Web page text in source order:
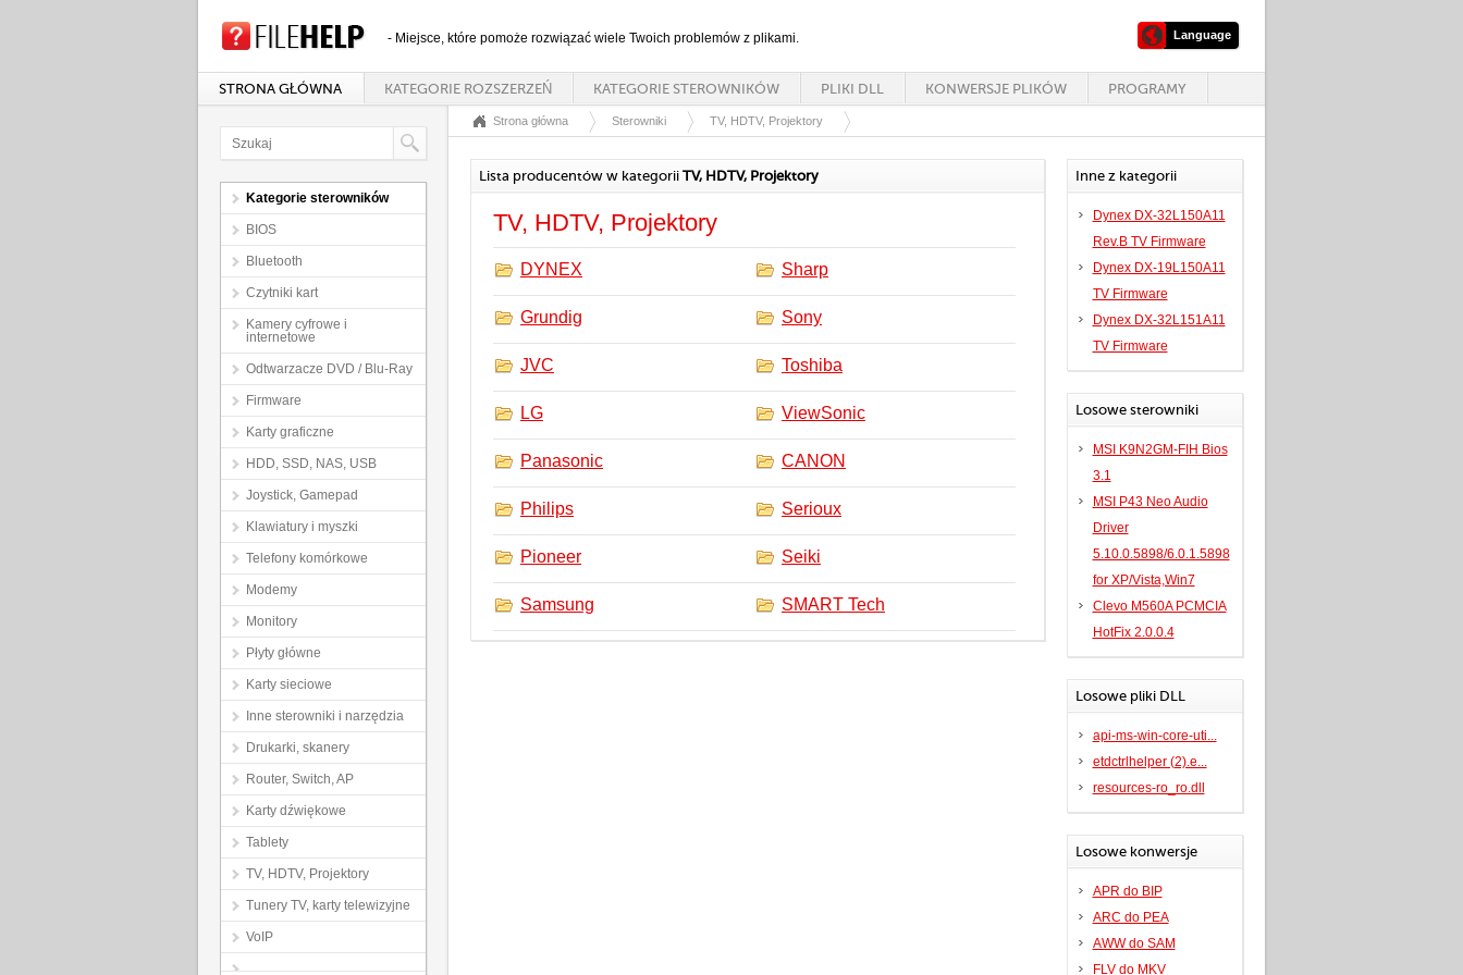
- Miejsce, które pomoże rozwiązać wiele Twoich problemów z plikami. Language
STRONA GŁÓWNA KATEGORIE ROZSZERZEŃ KATEGORIE STEROWNIKÓW PLIKI DLL KONWERSJE PLIKÓW PROGRAMY
Kategorie sterowników
BIOS
Bluetooth
Czytniki kart
Kamery cyfrowe i
internetowe
Odtwarzacze DVD / Blu-Ray
Firmware
Karty graficzne
HDD, SSD, NAS, USB
Joystick, Gamepad
Klawiatury i myszki
Telefony komórkowe
Modemy
Monitory
Płyty główne
Karty sieciowe
Inne sterowniki i narzędzia
Drukarki, skanery
Router, Switch, AP
Karty dźwiękowe
Tablety
TV, HDTV, Projektory
Tunery TV, karty telewizyjne
VoIP
Strona główna Sterowniki TV, HDTV, Projektory
Lista producentów w kategorii TV, HDTV, Projektory
TV, HDTV, Projektory
DYNEX
Grundig
JVC
LG
Panasonic
Philips
Pioneer
Samsung
Sharp
Sony
Toshiba
ViewSonic
CANON
Serioux
Seiki
SMART Tech
Inne z kategorii
Dynex DX-32L150A11
Rev.B TV Firmware
Dynex DX-19L150A11
TV Firmware
Dynex DX-32L151A11
TV Firmware
Losowe sterowniki
MSI K9N2GM-FIH Bios
3.1
MSI P43 Neo Audio
Driver
5.10.0.5898/6.0.1.5898
for XP/Vista,Win7
Clevo M560A PCMCIA
HotFix 2.0.0.4
Losowe pliki DLL
api-ms-win-core-uti...
etdctrlhelper (2).e...
resources-ro_ro.dll
Losowe konwersje
APR do BIP
ARC do PEA
AWW do SAM
FLV do MKV